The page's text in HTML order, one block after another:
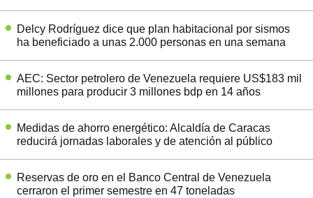
Delcy Rodríguez dice que plan habitacional por sismos
ha beneficiado a unas 2.000 personas en una semana
AEC: Sector petrolero de Venezuela requiere US$183 mil
millones para producir 3 millones bdp en 14 años
Medidas de ahorro energético: Alcaldía de Caracas
reducirá jornadas laborales y de atención al público
Reservas de oro en el Banco Central de Venezuela
cerraron el primer semestre en 47 toneladas